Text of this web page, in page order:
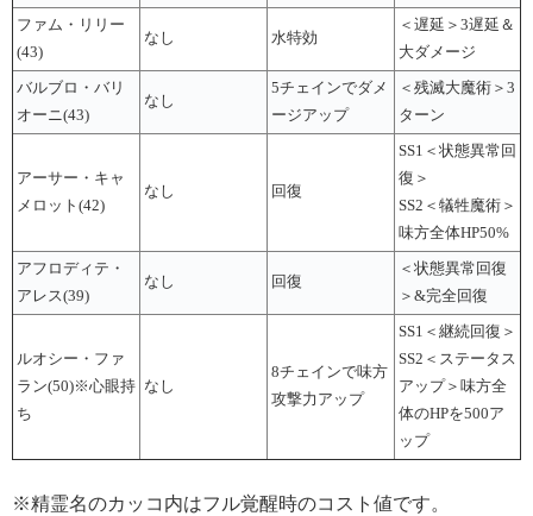
ファム・リリー
(43)
なし 水特効
＜遅延＞3遅延＆
大ダメージ
バルブロ・バリ
オーニ(43)
なし
5チェインでダメ
ージアップ
＜残滅大魔術＞3
ターン
アーサー・キャ
メロット(42)
なし 回復
SS1＜状態異常回
復＞
SS2＜犠牲魔術＞
味方全体HP50%
アフロディテ・
アレス(39)
なし 回復
＜状態異常回復
＞&完全回復
ルオシー・ファ
ラン(50)※心眼持
ち
なし
8チェインで味方
攻撃力アップ
SS1＜継続回復＞
SS2＜ステータス
アップ＞味方全
体のHPを500ア
ップ
※精霊名のカッコ内はフル覚醒時のコスト値です。